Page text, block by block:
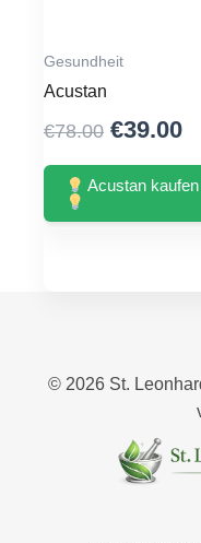
Gesundheit
Acustan
€78.00 Original
price
was:
€78.00.
€39.00
is:
Acustan kaufen
© 2026 St.